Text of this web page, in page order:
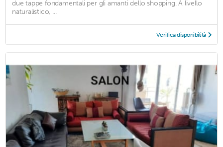
due tappe fondamentali per gli amanti dello shopping. A livello
naturalistico, ...
Verifica disponibilità